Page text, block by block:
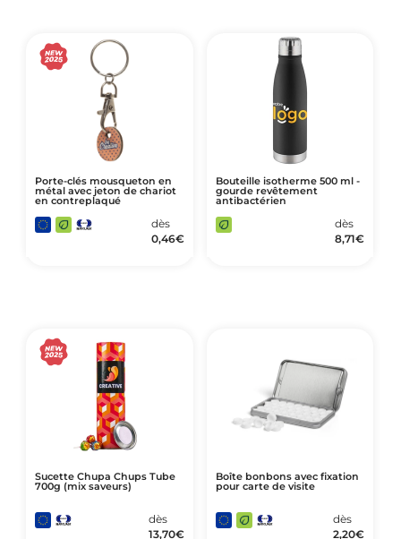
Porte-clés mousqueton en
métal avec jeton de chariot
en contreplaqué
dès
0,46€
Bouteille isotherme 500 ml -
gourde revêtement
antibactérien
dès
8,71€
Sucette Chupa Chups Tube
700g (mix saveurs)
dès
13,70€
Boîte bonbons avec fixation
pour carte de visite
dès
2,20€